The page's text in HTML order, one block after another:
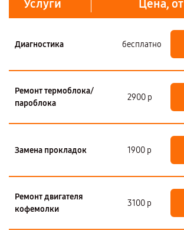
Услуги Цена, от
Диагностика бесплатно
Ремонт термоблока/
пароблока
2900 р
Замена прокладок 1900 р
Ремонт двигателя
кофемолки
3100 р